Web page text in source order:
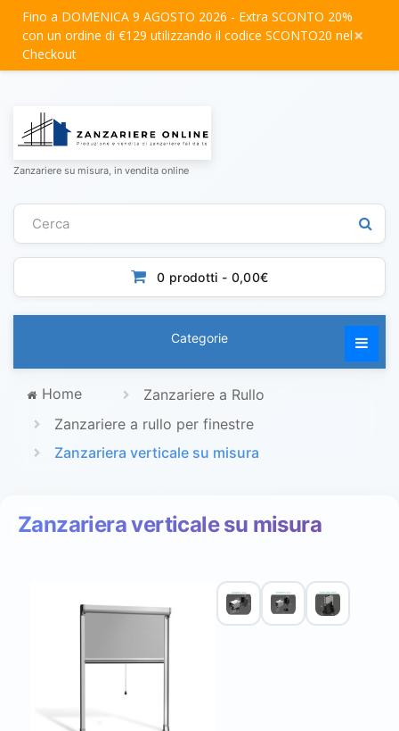
Fino a DOMENICA 9 AGOSTO 2026 - Extra SCONTO 20%
con un ordine di €129 utilizzando il codice SCONTO20 nel
Checkout
×
Zanzariere su misura, in vendita online
0 prodotti - 0,00€
Categorie
Home
Zanzariere a Rullo
Zanzariere a rullo per finestre
Zanzariera verticale su misura
Zanzariera verticale su misura